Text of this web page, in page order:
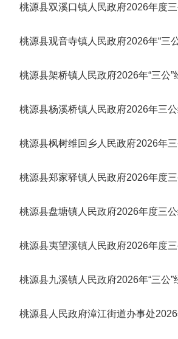
桃源县双溪口镇人民政府2026年度
桃源县观音寺镇人民政府2026年“三
桃源县架桥镇人民政府2026年“三公”
桃源县杨溪桥镇人民政府2026年三
桃源县枫树维回乡人民政府2026年
桃源县郑家驿镇人民政府2026年度
桃源县盘塘镇人民政府2026年度三
桃源县夷望溪镇人民政府2026年度
桃源县九溪镇人民政府2026年“三公”
桃源县人民政府漳江街道办事处